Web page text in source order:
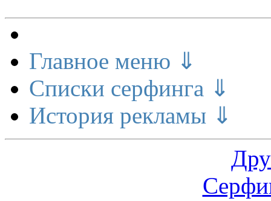
Главное меню ⇓
Списки серфинга ⇓
История рекламы ⇓